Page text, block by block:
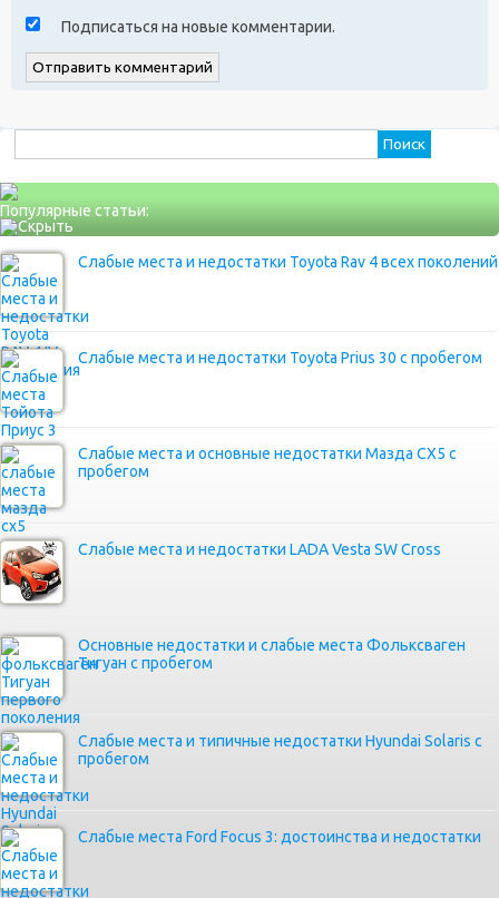
Подписаться на новые комментарии.
Популярные статьи:
Слабые места и недостатки Toyota Rav 4 всех поколений
Слабые места и недостатки Toyota Prius 30 с пробегом
Слабые места и основные недостатки Мазда СХ5 с
пробегом
Слабые места и недостатки LADA Vesta SW Cross
Основные недостатки и слабые места Фольксваген
Тигуан с пробегом
Слабые места и типичные недостатки Hyundai Solaris с
пробегом
Слабые места Ford Focus 3: достоинства и недостатки